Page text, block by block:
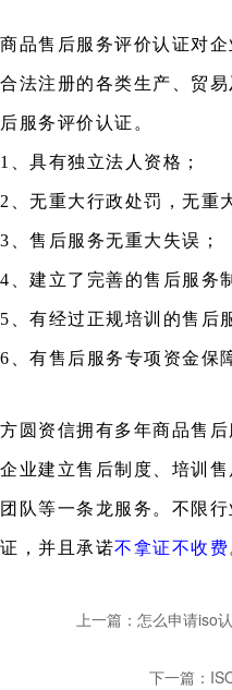
商品售后服务评价认证对
合法注册的各类生产、贸
后服务评价认证。
1、具有独立法人资格；
2、无重大行政处罚，无重
3、售后服务无重大失误；
4、建立了完善的售后服务
5、有经过正规培训的售后
6、有售后服务专项资金保
方圆资信拥有多年商品售
企业建立售后制度、培训
团队等一条龙服务。不限
证，并且承诺不拿证不收费
上一篇：怎么申请iso
下一篇：